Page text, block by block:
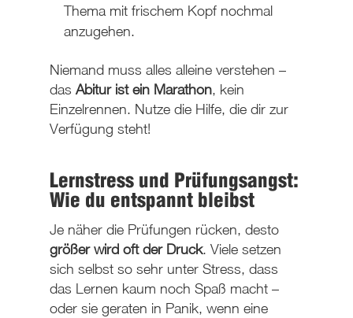
Thema mit frischem Kopf nochmal
anzugehen.
Niemand muss alles alleine verstehen –
das Abitur ist ein Marathon, kein
Einzelrennen. Nutze die Hilfe, die dir zur
Verfügung steht!
Lernstress und Prüfungsangst:
Wie du entspannt bleibst
Je näher die Prüfungen rücken, desto
größer wird oft der Druck. Viele setzen
sich selbst so sehr unter Stress, dass
das Lernen kaum noch Spaß macht –
oder sie geraten in Panik, wenn eine